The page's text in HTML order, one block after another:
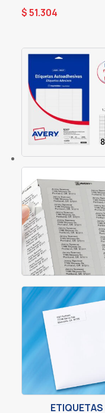
$51.304
ETIQUETAS